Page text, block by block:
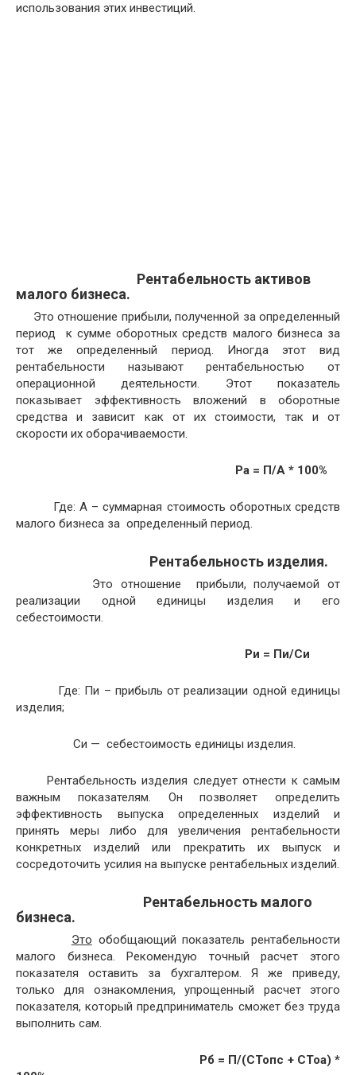
использования этих инвестиций.
Ра = П/А * 100%
Где: А – суммарная стоимость оборотных средств
малого бизнеса за определенный период.
Рентабельность изделия.
Это отношение прибыли, получаемой от
реализации одной единицы изделия и его
себестоимости.
изделия;
Рентабельность изделия следует отнести к самым
важным показателям. Он позволяет определить
эффективность выпуска определенных изделий и
конкретных изделий или прекратить их выпуск и
Рентабельность малого
Этообобщающий показатель рентабельности
показателя оставить за бухгалтером. Я же приведу,
только для ознакомления, упрощенный расчет этого
показателя, который предприниматель сможет без труда
выполнить сам.
Рб = П/(СТопс + СТоа) *
Где: СТопс – средняя стоимость основных
производственных средств за определенный период,
например за месяц или год. Средняя стоимость основных
производственных средств определяется довольно
просто. Необходимо сложить величину стоимости
производственных фондов на начало периода и на его
конец, и разделить на два.
СТоа – средняя стоимость оборотных активов
за этот же определенный период. Определяется